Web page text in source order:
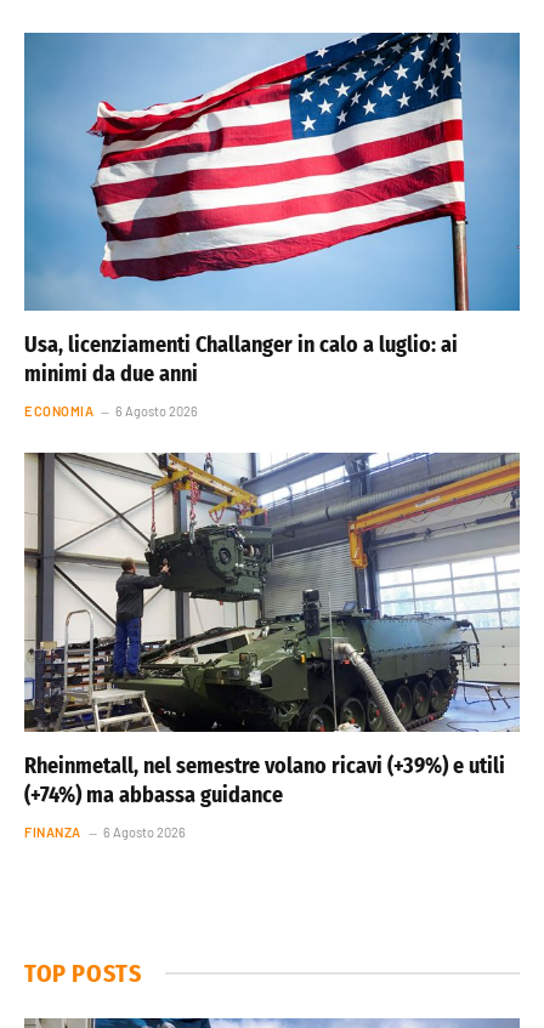
Usa, licenziamenti Challanger in calo a luglio: ai
minimi da due anni
ECONOMIA 6 Agosto 2026
Rheinmetall, nel semestre volano ricavi (+39%) e utili
(+74%) ma abbassa guidance
FINANZA 6 Agosto 2026
TOP POSTS